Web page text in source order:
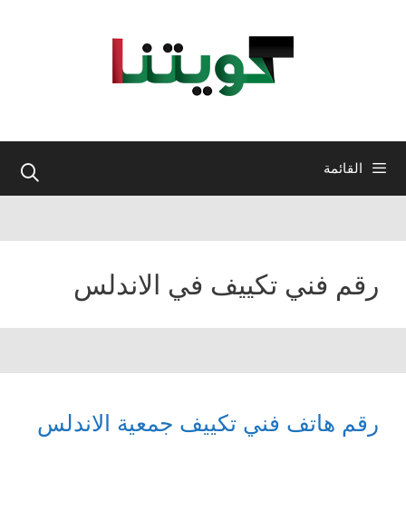
القائمة
رقم فني تكييف في الاندلس
رقم هاتف فني تكييف جمعية الاندلس